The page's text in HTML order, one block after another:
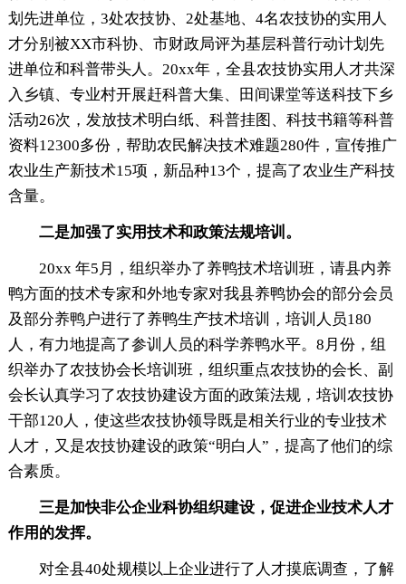
划先进单位，3处农技协、2处基地、4名农技协的实用人
才分别被XX市科协、市财政局评为基层科普行动计划先
进单位和科普带头人。20xx年，全县农技协实用人才共深
入乡镇、专业村开展赶科普大集、田间课堂等送科技下乡
活动26次，发放技术明白纸、科普挂图、科技书籍等科普
资料12300多份，帮助农民解决技术难题280件，宣传推广
农业生产新技术15项，新品种13个，提高了农业生产科技
含量。
二是加强了实用技术和政策法规培训。
20xx 年5月，组织举办了养鸭技术培训班，请县内养
鸭方面的技术专家和外地专家对我县养鸭协会的部分会员
及部分养鸭户进行了养鸭生产技术培训，培训人员180
人，有力地提高了参训人员的科学养鸭水平。8月份，组
织举办了农技协会长培训班，组织重点农技协的会长、副
会长认真学习了农技协建设方面的政策法规，培训农技协
干部120人，使这些农技协领导既是相关行业的专业技术
人才，又是农技协建设的政策“明白人”，提高了他们的综
合素质。
三是加快非公企业科协组织建设，促进企业技术人才
作用的发挥。
对全县40处规模以上企业进行了人才摸底调查，了解